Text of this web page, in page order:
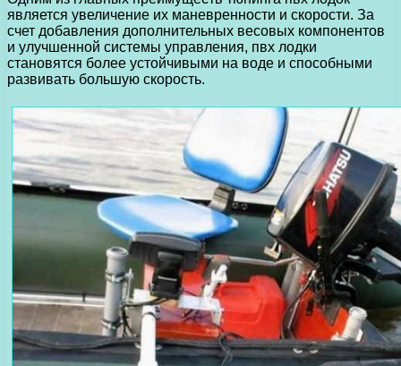
является увеличение их маневренности и скорости. За
счет добавления дополнительных весовых компонентов
и улучшенной системы управления, пвх лодки
становятся более устойчивыми на воде и способными
развивать большую скорость.